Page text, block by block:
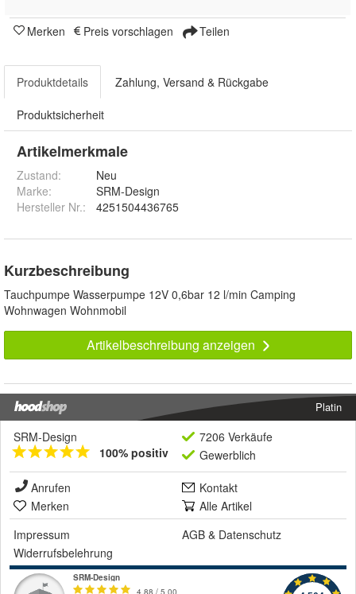
Merken Preis vorschlagen Teilen
Produktdetails Zahlung, Versand & Rückgabe
Produktsicherheit
Artikelmerkmale
Zustand:
Neu
Marke:
SRM-Design
Hersteller Nr.:
4251504436765
Kurzbeschreibung
Tauchpumpe Wasserpumpe 12V 0,6bar 12 l/min Camping
Wohnwagen Wohnmobil
Artikelbeschreibung anzeigen
Platin
SRM-Design
100% positiv
7206 Verkäufe
Gewerblich
Anrufen
Kontakt
Merken
Alle Artikel
Impressum
AGB & Datenschutz
Widerrufsbelehrung